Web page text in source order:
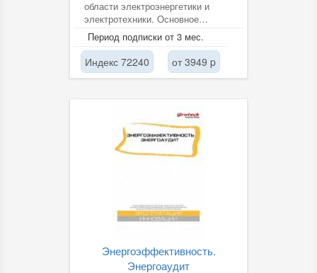
области электроэнергетики и
электротехники. Основное
преимущество - экспертная
оценка...
Период подписки от 3 мес.
Индекс 72240 от 3949 p
Энергоэффективность.
Энергоаудит